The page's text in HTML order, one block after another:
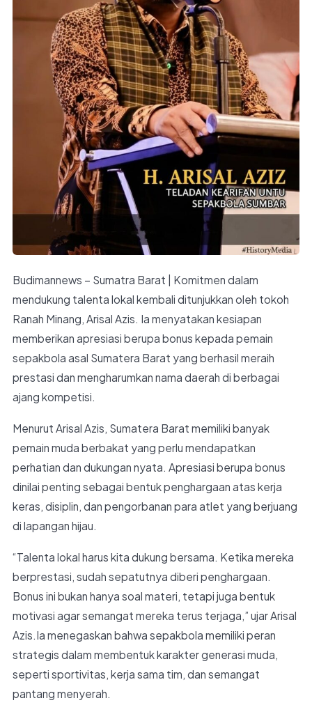
Budimannews – Sumatra Barat | Komitmen dalam
mendukung talenta lokal kembali ditunjukkan oleh tokoh
Ranah Minang, Arisal Azis. Ia menyatakan kesiapan
memberikan apresiasi berupa bonus kepada pemain
sepakbola asal Sumatera Barat yang berhasil meraih
prestasi dan mengharumkan nama daerah di berbagai
ajang kompetisi.
Menurut Arisal Azis, Sumatera Barat memiliki banyak
pemain muda berbakat yang perlu mendapatkan
perhatian dan dukungan nyata. Apresiasi berupa bonus
dinilai penting sebagai bentuk penghargaan atas kerja
keras, disiplin, dan pengorbanan para atlet yang berjuang
di lapangan hijau.
“Talenta lokal harus kita dukung bersama. Ketika mereka
berprestasi, sudah sepatutnya diberi penghargaan.
Bonus ini bukan hanya soal materi, tetapi juga bentuk
motivasi agar semangat mereka terus terjaga,” ujar Arisal
Azis.Ia menegaskan bahwa sepakbola memiliki peran
strategis dalam membentuk karakter generasi muda,
seperti sportivitas, kerja sama tim, dan semangat
pantang menyerah.